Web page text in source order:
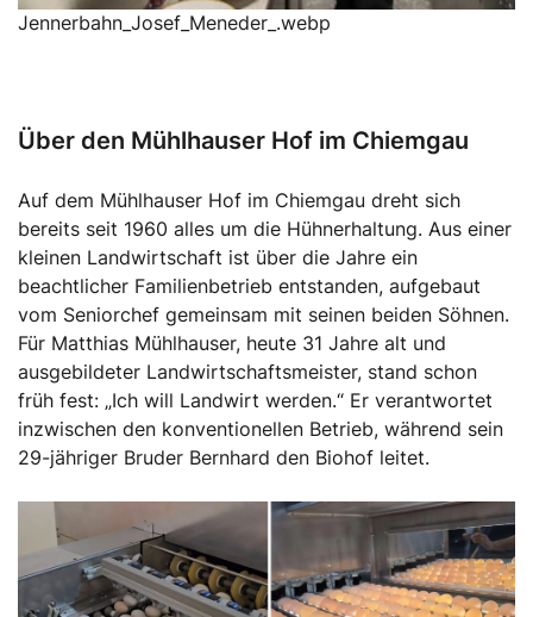
Jennerbahn_Josef_Meneder_.webp
Über den Mühlhauser Hof im Chiemgau
Auf dem Mühlhauser Hof im Chiemgau dreht sich
bereits seit 1960 alles um die Hühnerhaltung. Aus einer
kleinen Landwirtschaft ist über die Jahre ein
beachtlicher Familienbetrieb entstanden, aufgebaut
vom Seniorchef gemeinsam mit seinen beiden Söhnen.
Für Matthias Mühlhauser, heute 31 Jahre alt und
ausgebildeter Landwirtschaftsmeister, stand schon
früh fest: „Ich will Landwirt werden.“ Er verantwortet
inzwischen den konventionellen Betrieb, während sein
29-jähriger Bruder Bernhard den Biohof leitet.